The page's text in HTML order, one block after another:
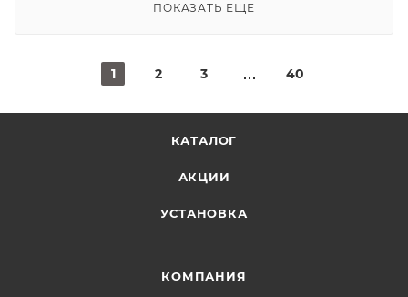
ПОКАЗАТЬ ЕЩЕ
1 2 3 40
КАТАЛОГ
АКЦИИ
УСТАНОВКА
КОМПАНИЯ